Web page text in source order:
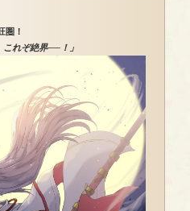
圏！
これぞ絶界──！」